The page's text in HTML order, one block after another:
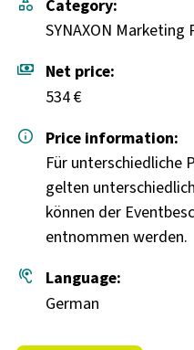
Category:
SYNAXON Marketing
payments Net price:
534 €
info
Price information:
Für unterschiedliche
gelten
können der
entnommen werden.
hearing
Language:
German